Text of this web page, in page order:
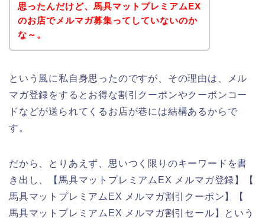
思ったんだけど、馬具マットプレミアムEX
のお店でメルマガ募集ってしていないのか
な～。
という風に私自身思ったのですが、その理由は、メル
マガ登録をするとお得な割引クーポンやクーポンコー
ドなどが送られてくるお店が巷には結構あるからで
す。
だから、とりあえず、思いつく限りのキーワードを書
き出し、【馬具マットプレミアムEX メルマガ登録】【
馬具マットプレミアムEX メルマガ割引クーポン】【
馬具マットプレミアムEX メルマガ割引セール】という